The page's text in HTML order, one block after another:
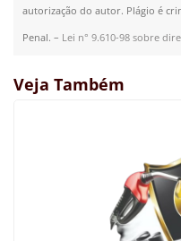
autorização do autor. Plágio é
Penal. – Lei n° 9.610-98 sobre
Veja Também